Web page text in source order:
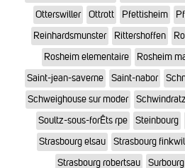
Otterswiller
Ottrott Pfettisheim
Reinhardsmunster
Rittershoffen
Rosheim elementaire
Rosheim
Saint-jean-saverne
Saint-nabor
Schweighouse sur moder
Soultz-sous-forÊts rpe
Steinbourg
Strasbourg elsau
Strasbourg
Strasbourg robertsau
Surbourg